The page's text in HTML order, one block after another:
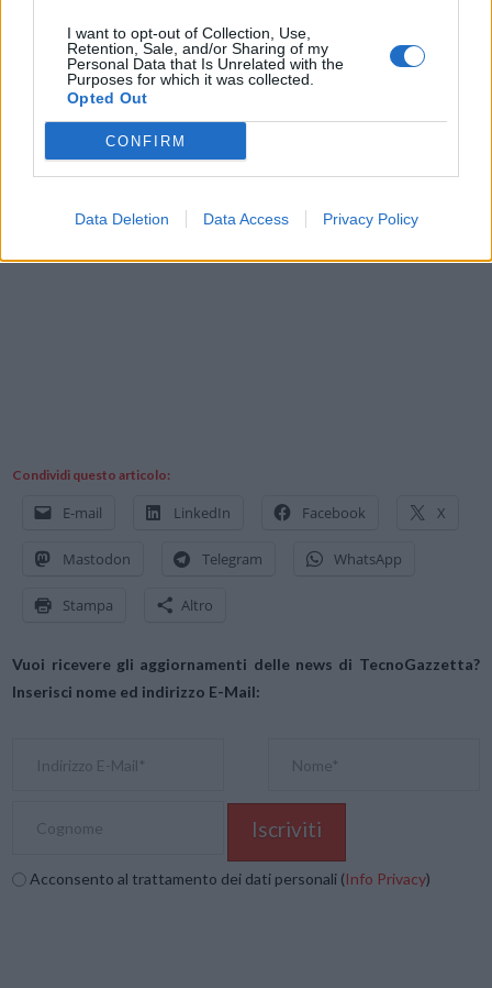
I want to opt-out of Collection, Use,
Retention, Sale, and/or Sharing of my
Personal Data that Is Unrelated with the
Purposes for which it was collected.
Opted Out
CONFIRM
Data Deletion Data Access Privacy Policy
mondo dotato di ricarica cablata da 120W e wireless da 50W,
riscuotendo un successo mondiale.
Visita loStore XIAOMI su Amazon.it
Condividi questo articolo:
E-mail LinkedIn Facebook X
Mastodon Telegram WhatsApp
Stampa Altro
Vuoi ricevere gli aggiornamenti delle news di TecnoGazzetta?
Inserisci nome ed indirizzo E-Mail:
Acconsento al trattamento dei dati personali (Info Privacy)